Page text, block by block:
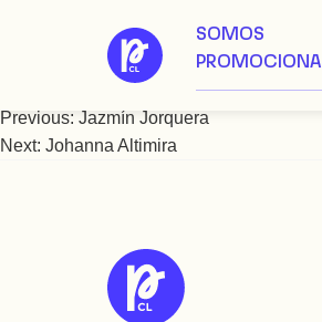
SOMOS
PROMOCIONA
Jenny Landeros
Navegación
Previous: Jazmín Jorquera
Next: Johanna Altimira